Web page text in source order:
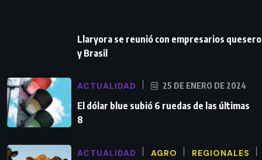
Llaryora se reunió con empresarios
y Brasil
ACTUALIDAD 25 DE ENERO DE 2024
El dólar blue subió 6 ruedas de las últimas
8
ACTUALIDAD AGRO REGIONALES